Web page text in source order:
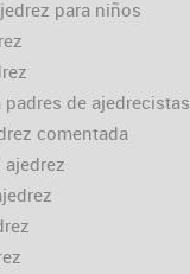
para niños
de ajedrecistas
comentada